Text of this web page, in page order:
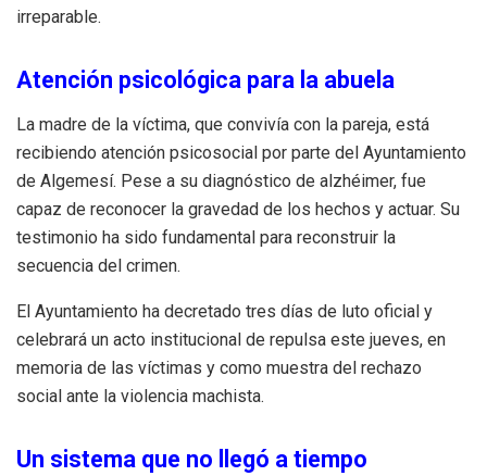
irreparable.
Atención psicológica para la abuela
La madre de la víctima, que convivía con la pareja, está
recibiendo atención psicosocial por parte del Ayuntamiento
de Algemesí. Pese a su diagnóstico de alzhéimer, fue
capaz de reconocer la gravedad de los hechos y actuar. Su
testimonio ha sido fundamental para reconstruir la
secuencia del crimen.
El Ayuntamiento ha decretado tres días de luto oficial y
celebrará un acto institucional de repulsa este jueves, en
memoria de las víctimas y como muestra del rechazo
social ante la violencia machista.
Un sistema que no llegó a tiempo